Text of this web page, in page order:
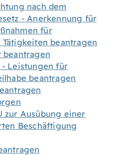
nach dem
- Anerkennung für
für
beantragen
beantragen
- Leistungen für
beantragen
zur Ausübung einer
Beschäftigung